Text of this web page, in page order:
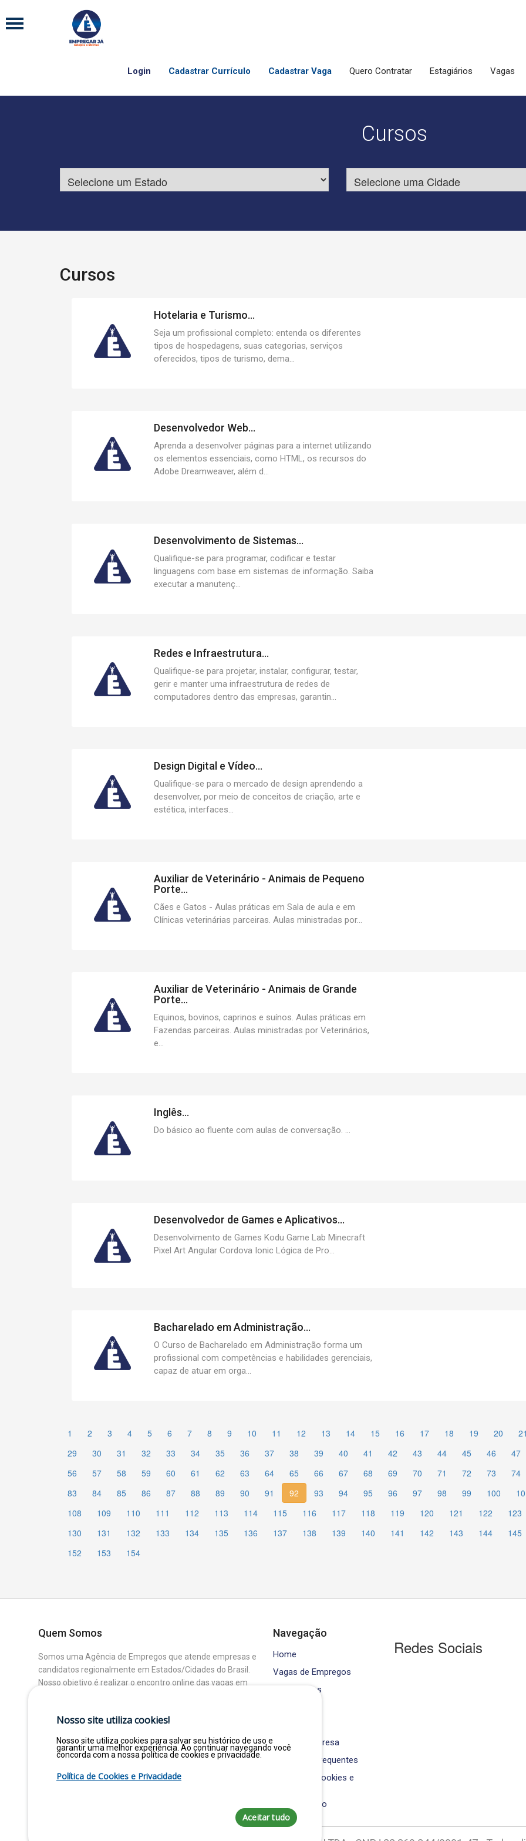
Login Cadastrar Currículo Cadastrar Vaga Quero Contratar Estagiários Vagas
Cursos
Cursos
Hotelaria e Turismo...
Seja um profissional completo: entenda os diferentes
tipos de hospedagens, suas categorias, serviços
oferecidos, tipos de turismo, dema...
Desenvolvedor Web...
Aprenda a desenvolver páginas para a internet utilizando
os elementos essenciais, como HTML, os recursos do
Adobe Dreamweaver, além d...
Desenvolvimento de Sistemas...
Qualifique-se para programar, codificar e testar
linguagens com base em sistemas de informação. Saiba
executar a manutenç...
Redes e Infraestrutura...
Qualifique-se para projetar, instalar, configurar, testar,
gerir e manter uma infraestrutura de redes de
computadores dentro das empresas, garantin...
Design Digital e Vídeo...
Qualifique-se para o mercado de design aprendendo a
desenvolver, por meio de conceitos de criação, arte e
estética, interfaces...
Auxiliar de Veterinário - Animais de Pequeno
Porte...
Cães e Gatos - Aulas práticas em Sala de aula e em
Clínicas veterinárias parceiras. Aulas ministradas por...
Auxiliar de Veterinário - Animais de Grande
Porte...
Equinos, bovinos, caprinos e suínos. Aulas práticas em
Fazendas parceiras. Aulas ministradas por Veterinários,
e...
Inglês...
Do básico ao fluente com aulas de conversação. ...
Desenvolvedor de Games e Aplicativos...
Desenvolvimento de Games Kodu Game Lab Minecraft
Pixel Art Angular Cordova Ionic Lógica de Pro...
Bacharelado em Administração...
O Curso de Bacharelado em Administração forma um
profissional com competências e habilidades gerenciais,
capaz de atuar em orga...
1 2 3 4 5 6 7 8 9 10 11 12 13 14 15 16 17 18 19 20 21
29
30 31 32 33 34 35 36 37 38 39 40 41 42 43 44 45 46 47
56
57 58 59 60 61 62 63 64 65 66 67 68 69 70 71 72 73 74
83
84 85 86 87 88 89 90 91 92 93 94 95 96 97 98 99 100
108
109 110 111 112 113 114 115 116 117 118 119 120 121 122 123
130
131 132 133 134 135 136 137 138 139 140 141 142 143 144 145
152
153 154
Quem Somos
Somos uma Agência de Empregos que atende empresas e
candidatos regionalmente em Estados/Cidades do Brasil.
Nosso objetivo é realizar o encontro online das vagas em
Navegação
Home
Vagas de Empregos
Contratados
Área da Empresa
Perguntas Frequentes
Política de Cookies e
Fale Conosco
Redes Sociais
Nosso site utiliza cookies!
Nosso site utiliza cookies para salvar seu histórico de uso e
garantir uma melhor experiência. Ao continuar navegando você
concorda com a nossa política de cookies e privacidade.
Política de Cookies e Privacidade
Aceitar tudo